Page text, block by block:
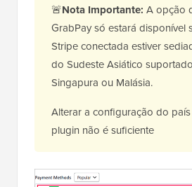
🚨Nota Importante: A opção
GrabPay só estará disponível
Stripe conectada estiver
do Sudeste Asiático
Singapura ou Malásia.
Alterar a configuração do
plugin não é suficiente